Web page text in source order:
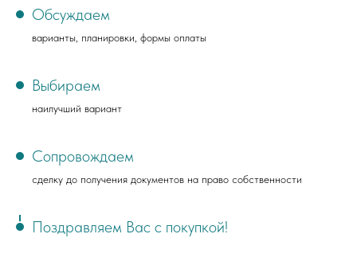
Обсуждаем
варианты, планировки, формы оплаты
Выбираем
наилучший вариант
Сопровождаем
сделку до получения документов на право собственности
Поздравляем Вас с покупкой!